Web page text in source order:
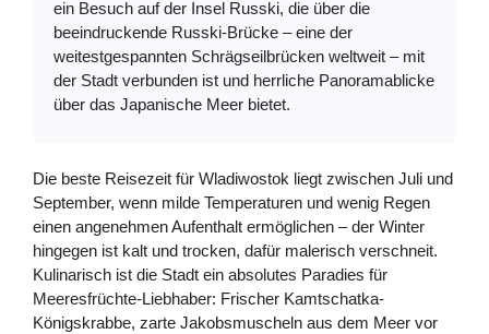
ein Besuch auf der Insel Russki, die über die
beeindruckende Russki-Brücke – eine der
weitestgespannten Schrägseilbrücken weltweit – mit
der Stadt verbunden ist und herrliche Panoramablicke
über das Japanische Meer bietet.
Die beste Reisezeit für Wladiwostok liegt zwischen Juli und
September, wenn milde Temperaturen und wenig Regen
einen angenehmen Aufenthalt ermöglichen – der Winter
hingegen ist kalt und trocken, dafür malerisch verschneit.
Kulinarisch ist die Stadt ein absolutes Paradies für
Meeresfrüchte-Liebhaber: Frischer Kamtschatka-
Königskrabbe, zarte Jakobsmuscheln aus dem Meer vor